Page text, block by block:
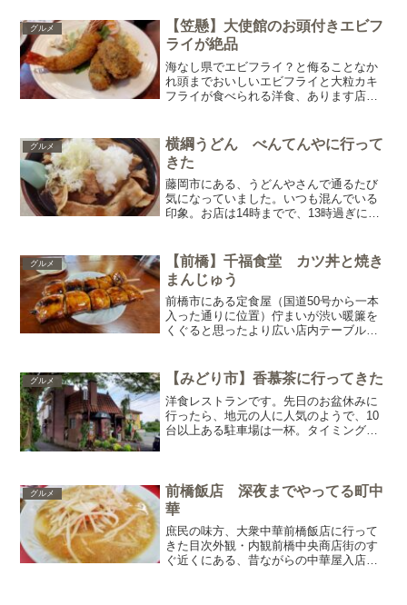
分定休日月曜日駐車場なし 近くに無料
の観光駐車...
グルメ
【笠懸】大使館のお頭付きエビフ
ライが絶品
海なし県でエビフライ？と侮ることなか
れ頭までおいしいエビフライと大粒カキ
フライが食べられる洋食、あります店の
案内された店内はこんな感じの洋風席に
着くとおしぼりと水、...
グルメ
横綱うどん べんてんやに行って
きた
藤岡市にある、うどんやさんで通るたび
気になっていました。いつも混んでいる
印象。お店は14時までで、13時過ぎに入
ようかなと悩む。横綱うどん、かなりボ
リュームありそう。こ...
グルメ
【前橋】千福食堂 カツ丼と焼き
まんじゅう
前橋市にある定食屋（国道50号から一本
入った通りに位置）佇まいが渋い暖簾を
くぐると思ったより広い店内テーブル席
き、メニューを眺めるご飯もの、麺類な
どが豊富ここで、一つ注文...
グルメ 【みどり市】香慕茶に行ってきた
洋食レストランです。先日のお盆休みに
行ったら、地元の人に人気のようで、10
台以上ある駐車場は一杯。タイミング良
来て入店。店内は、...
グルメ
前橋飯店 深夜までやってる町中
華
庶民の味方、大衆中華前橋飯店に行って
きた目次外観・内観前橋中央商店街のす
ぐ近くにある、昔ながらの中華屋入店す